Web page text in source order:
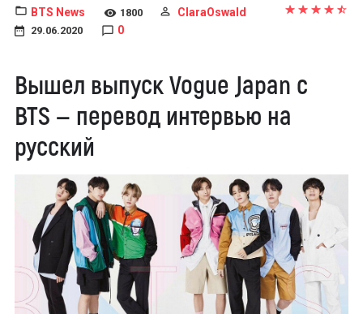
BTS News 1800 ClaraOswald
29.06.2020 0
Вышел выпуск Vogue Japan с
BTS — перевод интервью на
русский